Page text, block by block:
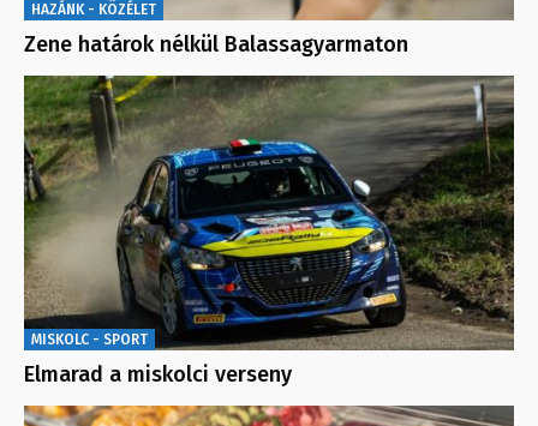
HAZÁNK - KÖZÉLET
Zene határok nélkül Balassagyarmaton
MISKOLC - SPORT
Elmarad a miskolci verseny